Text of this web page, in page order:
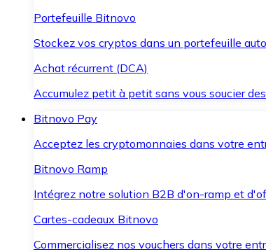
Portefeuille Bitnovo
Stockez vos cryptos dans un portefeuille
Achat récurrent (DCA)
Accumulez petit à petit sans vous soucier
Bitnovo Pay
Acceptez les cryptomonnaies dans votre
Bitnovo Ramp
Intégrez notre solution B2B d'on-ramp et
Cartes-cadeaux Bitnovo
Commercialisez nos vouchers dans votre